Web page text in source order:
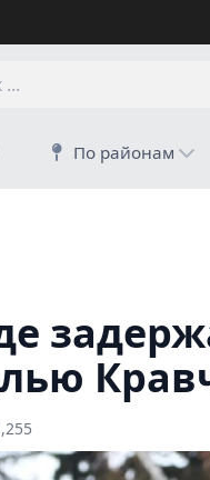
По районам